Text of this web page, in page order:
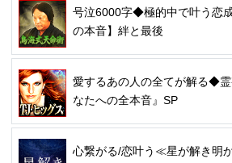
号泣6000字◆極的中で叶う恋
の本音】絆と最後
愛するあの人の全てが解る◆
なたへの全本音』SP
心繋がる/恋叶う≪星が解き明